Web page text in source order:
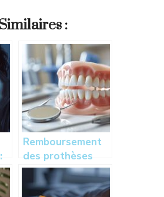
:
Remboursement
des prothèses
dentaires :
comprendre la